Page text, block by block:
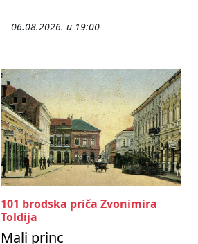
06.08.2026. u 19:00
101 brodska priča Zvonimira
Toldija
Mali princ